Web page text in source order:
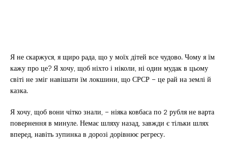
Я не скаржуся, я щиро рада, що у моїх дітей все чудово. Чому я їм
кажу про це? Я хочу, щоб ніхто і ніколи, ні один мудак в цьому
світі не зміг навішати їм локшини, що СРСР – це рай на землі й
казка.
Я хочу, щоб вони чітко знали, – ніяка ковбаса по 2 рубля не варта
повернення в минуле. Немає шляху назад, завжди є тільки шлях
вперед, навіть зупинка в дорозі дорівнює регресу.